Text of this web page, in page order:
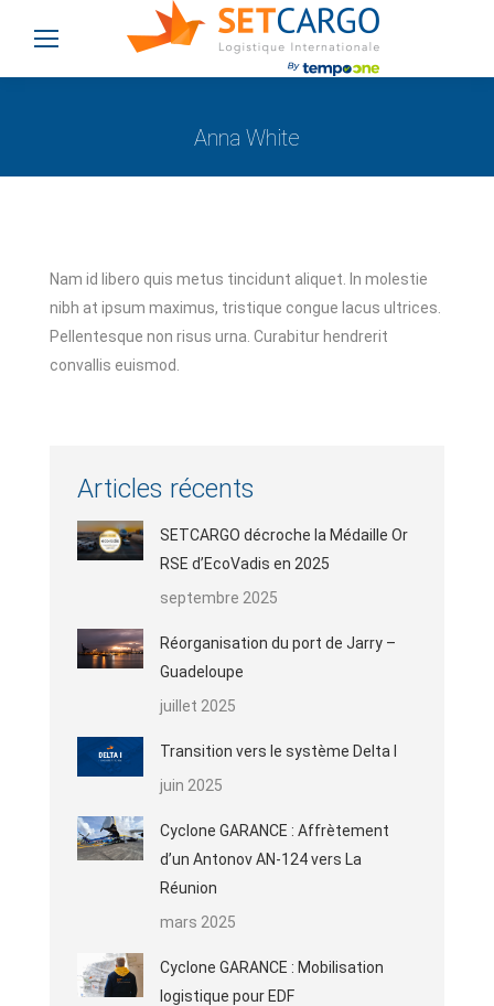
Anna White
Nam id libero quis metus tincidunt aliquet. In molestie
nibh at ipsum maximus, tristique congue lacus ultrices.
Pellentesque non risus urna. Curabitur hendrerit
convallis euismod.
Articles récents
SETCARGO décroche la Médaille Or
RSE d’EcoVadis en 2025
septembre 2025
Réorganisation du port de Jarry –
Guadeloupe
juillet 2025
Transition vers le système Delta I
juin 2025
Cyclone GARANCE : Affrètement
d’un Antonov AN-124 vers La
Réunion
mars 2025
Cyclone GARANCE : Mobilisation
logistique pour EDF